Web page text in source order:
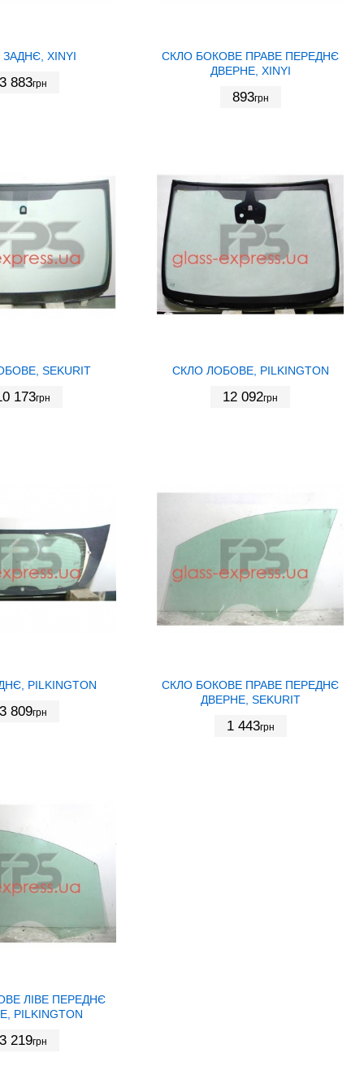
XINYI
883грн
СКЛО БОКОВЕ ПРАВЕ ПЕРЕДНЄ
ДВЕРНЕ, XINYI
893грн
SEKURIT
173грн
СКЛО ЛОБОВЕ, PILKINGTON
12 092грн
PILKINGTON
809грн
СКЛО БОКОВЕ ПРАВЕ ПЕРЕДНЄ
ДВЕРНЕ, SEKURIT
1 443грн
ЛІВЕ ПЕРЕДНЄ
PILKINGTON
219грн